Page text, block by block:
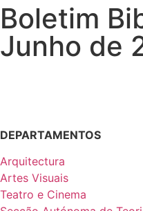
Boletim
Junho de
DEPARTAMENTOS
Arquitectura
Artes Visuais
Teatro e Cinema